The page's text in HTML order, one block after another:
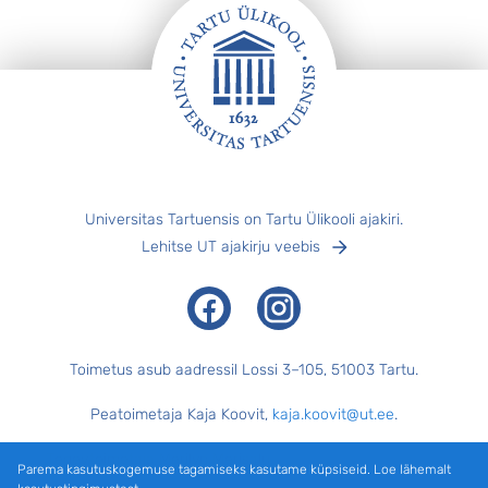
Universitas Tartuensis on Tartu Ülikooli ajakiri.
Lehitse UT ajakirju veebis
FacebookInstagram
Toimetus asub aadressil Lossi 3–105, 51003 Tartu.
Peatoimetaja Kaja Koovit, kaja.koovit@ut.ee.
Parema kasutuskogemuse tagamiseks kasutame küpsiseid. Loe lähemalt